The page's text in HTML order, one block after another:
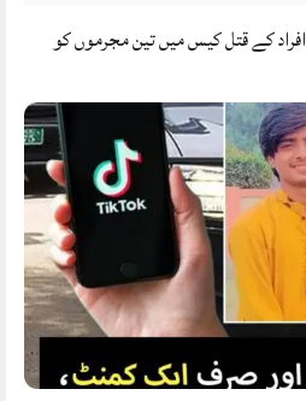
راولپنڈی عدالت کا بڑا فیصلہ: 9 افراد کے قتل کیس میں تین مجرموں کو